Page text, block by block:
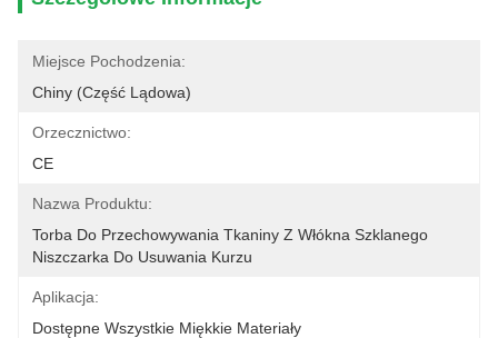
Miejsce Pochodzenia:
Chiny (część Lądowa)
Orzecznictwo:
CE
Nazwa Produktu:
Torba Do Przechowywania Tkaniny Z Włókna Szklanego
Niszczarka Do Usuwania Kurzu
Aplikacja:
Dostępne Wszystkie Miękkie Materiały